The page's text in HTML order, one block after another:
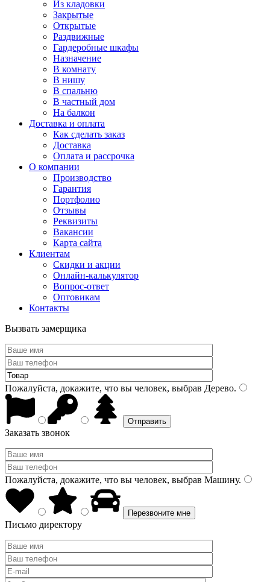
Из кладовки
Закрытые
Открытые
Раздвижные
Гардеробные шкафы
Назначение
В комнату
В нишу
В спальню
В частный дом
На балкон
Доставка и оплата
Как сделать заказ
Доставка
Оплата и рассрочка
О компании
Производство
Гарантия
Портфолио
Отзывы
Реквизиты
Вакансии
Карта сайта
Клиентам
Скидки и акции
Онлайн-калькулятор
Вопрос-ответ
Оптовикам
Контакты
Вызвать замерщика
Пожалуйста, докажите, что вы человек, выбрав Дерево.
Заказать звонок
Пожалуйста, докажите, что вы человек, выбрав Машину.
Письмо директору